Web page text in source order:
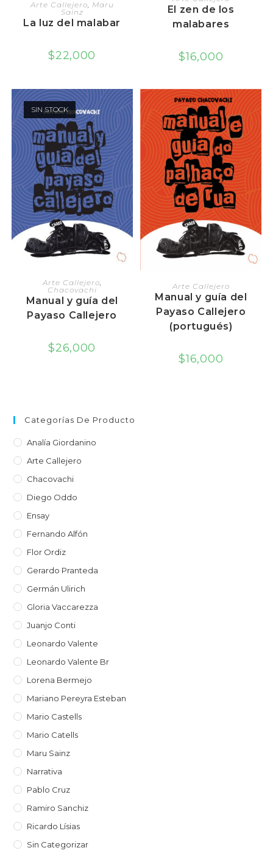
Arte Callejero Maru
Sainz
La luz del malabar
$22,000
El zen de los
malabares
$16,000
SIN STOCK
LEER MÁS
Arte Callejero,
Chacovachi
Manual y guía del
Payaso Callejero
$26,000
AGREGAR AL CARRITO
Arte Callejero
Manual y guía del
Payaso Callejero
(portugués)
$16,000
Categorías De Producto
Analía Giordanino
Arte Callejero
Chacovachi
Diego Oddo
Ensay
Fernando Alfón
Flor Ordiz
Gerardo Pranteda
Germán Ulirich
Gloria Vaccarezza
Juanjo Conti
Leonardo Valente
Leonardo Valente Br
Lorena Bermejo
Mariano Pereyra Esteban
Mario Castells
Mario Catells
Maru Sainz
Narrativa
Pablo Cruz
Ramiro Sanchiz
Ricardo Lísias
Sin Categorizar